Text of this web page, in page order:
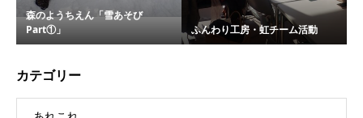
森のようちえん「雪あそび
Part①」
ふんわり工房・虹チーム活動
カテゴリー